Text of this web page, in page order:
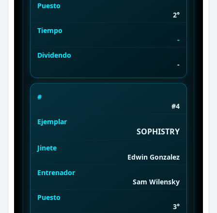
Puesto
2°
Tiempo
-
Dividendo
-
#
#4
Ejemplar
SOPHISTRY
Jinete
Edwin Gonzalez
Entrenador
Sam Wilensky
Puesto
3°